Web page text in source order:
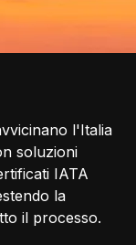
l'Italia
soluzioni
IATA
la
il processo.